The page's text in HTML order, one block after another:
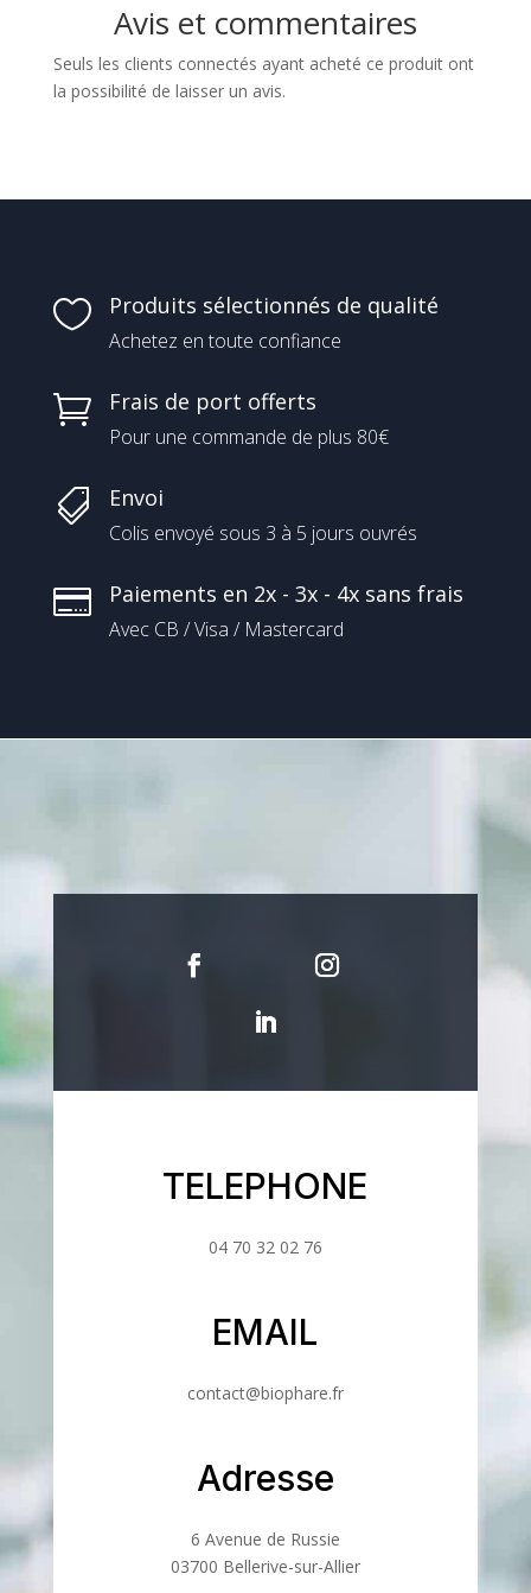
Avis et commentaires
Seuls les clients connectés ayant acheté ce produit ont
la possibilité de laisser un avis.
 Produits sélectionnés de qualité
Achetez en toute confiance
 Frais de port offerts
Pour une commande de plus 80€
 Envoi
Colis envoyé sous 3 à 5 jours ouvrés
 Paiements en 2x - 3x - 4x sans frais
Avec CB / Visa / Mastercard
TELEPHONE
04 70 32 02 76
EMAIL
contact@biophare.fr
Adresse
6 Avenue de Russie
03700 Bellerive-sur-Allier